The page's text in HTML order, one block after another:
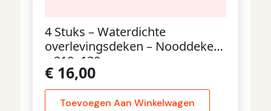
4 Stuks – Waterdichte
overlevingsdeken – Nooddeken
– 210x130cm
€ 16,00
Toevoegen Aan Winkelwagen